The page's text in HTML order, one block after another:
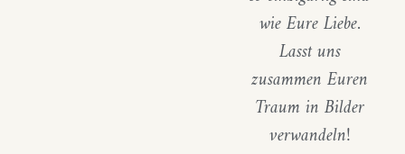
wie Eure Liebe.
Lasst uns
zusammen Euren
Traum in Bilder
verwandeln!